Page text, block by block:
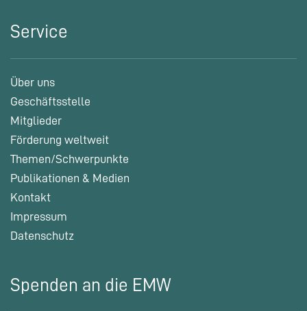
Service
Über uns
Geschäftsstelle
Mitglieder
Förderung weltweit
Themen/Schwerpunkte
Publikationen & Medien
Kontakt
Impressum
Datenschutz
Spenden an die EMW